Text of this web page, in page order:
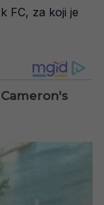
FC, za koji je